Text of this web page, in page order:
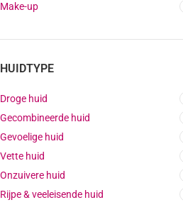
Make-up
HUIDTYPE
Droge huid
Gecombineerde huid
Gevoelige huid
Vette huid
Onzuivere huid
Rijpe & veeleisende huid